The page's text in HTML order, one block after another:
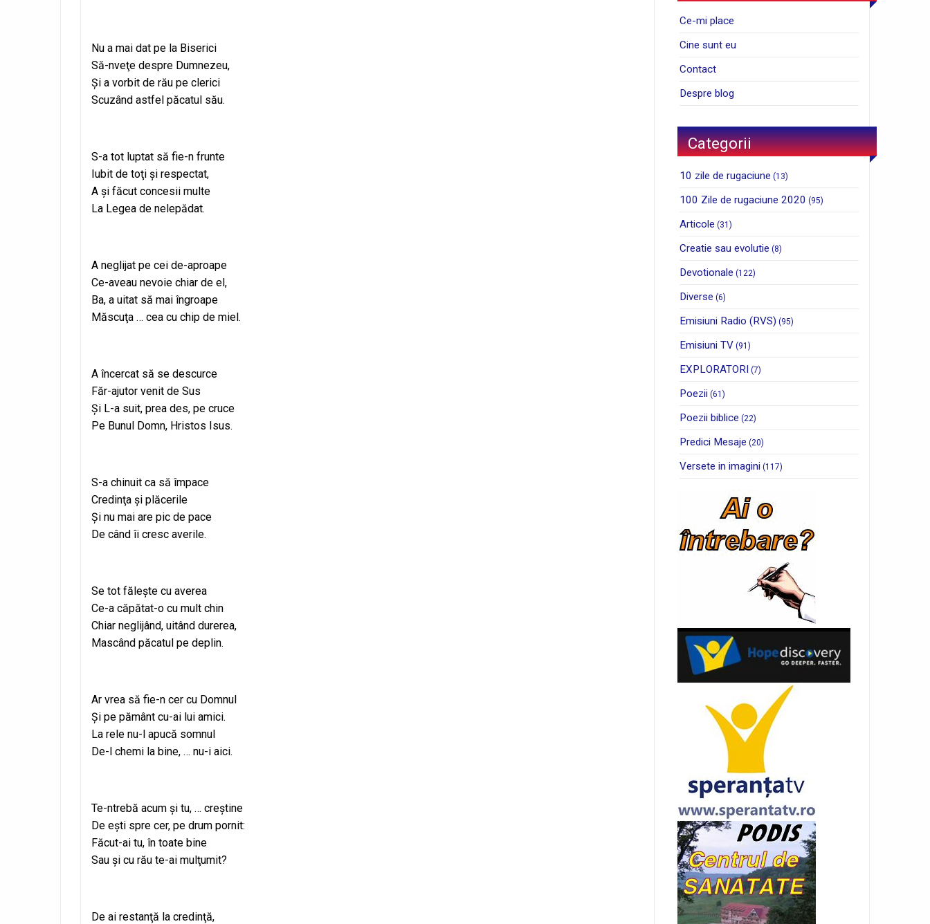
Nu a mai dat pe la Biserici
Să-nveţe despre Dumnezeu,
Şi a vorbit de rău pe clerici
Scuzând astfel păcatul său.
S-a tot luptat să fie-n frunte
Iubit de toţi şi respectat,
A şi făcut concesii multe
La Legea de nelepădat.
A neglijat pe cei de-aproape
Ce-aveau nevoie chiar de el,
Ba, a uitat să mai îngroape
Măscuţa … cea cu chip de miel.
A încercat să se descurce
Făr-ajutor venit de Sus
Şi L-a suit, prea des, pe cruce
Pe Bunul Domn, Hristos Isus.
S-a chinuit ca să împace
Credinţa şi plăcerile
Şi nu mai are pic de pace
De când îi cresc averile.
Se tot făleşte cu averea
Ce-a căpătat-o cu mult chin
Chiar neglijând, uitând durerea,
Mascând păcatul pe deplin.
Ar vrea să fie-n cer cu Domnul
Şi pe pământ cu-ai lui amici.
La rele nu-l apucă somnul
De-l chemi la bine, … nu-i aici.
Te-ntrebă acum şi tu, … creştine
De eşti spre cer, pe drum pornit:
Făcut-ai tu, în toate bine
Sau şi cu rău te-ai mulţumit?
De ai restanţă la credinţă,
Ce-mi place
Cine sunt eu
Contact
Despre blog
Categorii
10 zile de rugaciune (13)
100 Zile de rugaciune 2020 (95)
Articole (31)
Creatie sau evolutie (8)
Devotionale (122)
Diverse (6)
Emisiuni Radio (RVS) (95)
Emisiuni TV (91)
EXPLORATORI (7)
Poezii (61)
Poezii biblice (22)
Predici Mesaje (20)
Versete in imagini (117)